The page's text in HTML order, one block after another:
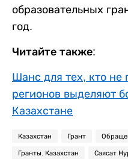
образовательных
год.
Читайте также:
Шанс для тех, кто не
регионов выделяют
Казахстане
Казахстан Грант
Гранты. Казахстан Саясат